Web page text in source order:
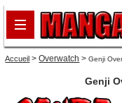
Accueil >Overwatch >Genji
Genji